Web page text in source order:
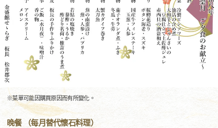
※菜單可能因購買原因而有所變化。
晚餐 （每月替代懷石料理）